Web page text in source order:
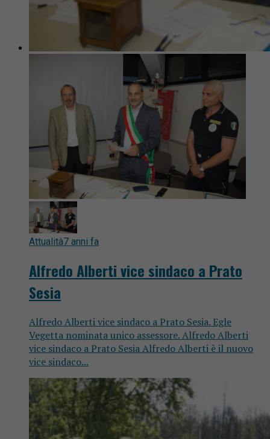
Attualità7 anni fa
Alfredo Alberti vice sindaco a Prato
Sesia
Alfredo Alberti vice sindaco a Prato Sesia. Egle
Vegetta nominata unico assessore. Alfredo Alberti
vice sindaco a Prato Sesia Alfredo Alberti è il nuovo
vice sindaco...